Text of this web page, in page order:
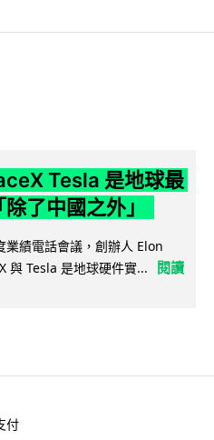
Tesla 是地球最
了中國之外」
績電話會議，創辦人 Elon
與 Tesla 是地球硬件實...
閱讀
付